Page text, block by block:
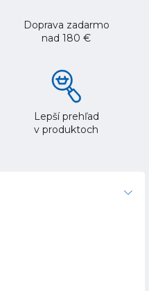
Doprava zadarmo
nad 180 €
Lepší prehľad
v produktoch